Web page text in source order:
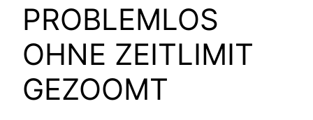
PROBLEMLOS
OHNE ZEITLIMIT
GEZOOMT